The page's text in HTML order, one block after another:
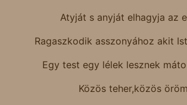
Atyját s anyját elhagyja az
Ragaszkodik asszonyához akit
Egy test egy lélek lesznek
Közös teher,közös öröm